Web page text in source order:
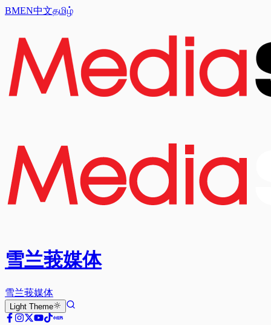
BMEN中文தமிழ்
雪兰莪媒体
雪兰莪媒体
Light Theme